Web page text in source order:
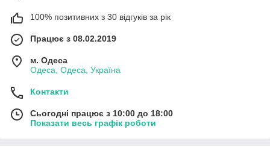
100% позитивних з 30 відгуків за рік
Працює з 08.02.2019
м. Одеса
Одеса, Одеса, Україна
Контакти
Сьогодні працює з 10:00 до 18:00
Показати весь графік роботи